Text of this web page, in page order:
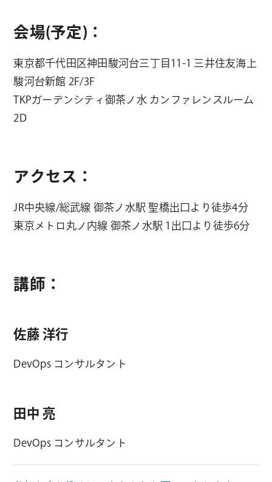
会場(予定)：
東京都千代田区神田駿河台三丁目11-1 三井住友海上
駿河台新館 2F/3F
TKPガーデンシティ御茶ノ水 カンファレンスルーム
2D
アクセス：
JR中央線/総武線 御茶ノ水駅 聖橋出口より徒歩4分
東京メトロ丸ノ内線 御茶ノ水駅 1出口より徒歩6分
講師：
佐藤 洋行
DevOps コンサルタント
田中 亮
DevOps コンサルタント